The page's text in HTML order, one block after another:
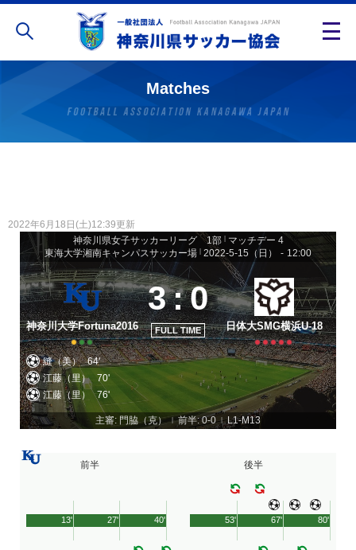
Matches
2022年6月18日(土)12:39更新
神奈川県女子サッカーリーグ 1部
マッチデー 4
東海大学湘南キャンパスサッカー場 2022-5-15（日） - 12:00
神奈川大学Fortuna2016
3:0
FULL TIME 日体大SMG横浜U-18
縫（美） 64'
江藤（里） 70'
江藤（里）
76'
主審: 門脇（克） 前半: 0-0 L1-M13
前半
40'
13' 27'
後半
80'
53' 67'